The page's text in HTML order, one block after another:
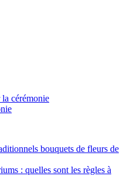
cérémonie
bouquets de fleurs de
: quelles sont les règles à